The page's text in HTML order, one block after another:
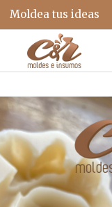
Moldea tus ideas